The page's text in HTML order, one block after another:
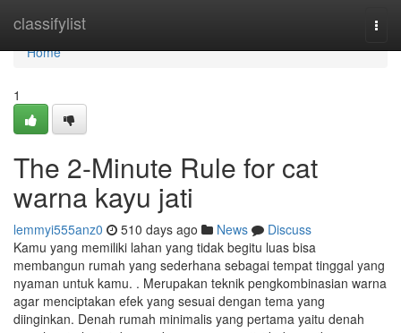
classifylist
Home
Home
1
The 2-Minute Rule for cat
warna kayu jati
lemmyi555anz0 510 days ago News
Discuss
Kamu yang memiliki lahan yang tidak begitu luas bisa
membangun rumah yang sederhana sebagai tempat tinggal yang
nyaman untuk kamu. . Merupakan teknik pengkombinasian warna
agar menciptakan efek yang sesuai dengan tema yang
diinginkan. Denah rumah minimalis yang pertama yaitu denah